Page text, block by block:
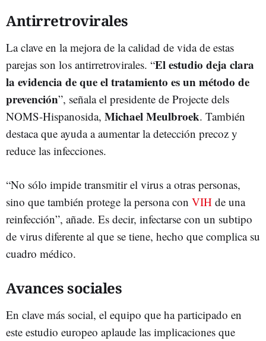
Antirretrovirales
La clave en la mejora de la calidad de vida de estas
parejas son los antirretrovirales. “El estudio deja clara
la evidencia de que el tratamiento es un método de
prevención”, señala el presidente de Projecte dels
NOMS-Hispanosida, Michael Meulbroek. También
destaca que ayuda a aumentar la detección precoz y
reduce las infecciones.
“No sólo impide transmitir el virus a otras personas,
sino que también protege la persona con VIH de una
reinfección”, añade. Es decir, infectarse con un subtipo
de virus diferente al que se tiene, hecho que complica su
cuadro médico.
Avances sociales
En clave más social, el equipo que ha participado en
este estudio europeo aplaude las implicaciones que